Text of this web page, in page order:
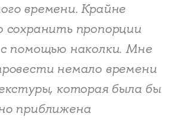
времени. Крайне
сохранить пропорции
помощью наколки. Мне
немало времени
которая была бы
приближена